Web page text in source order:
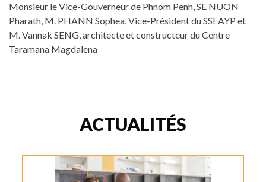
Monsieur le Vice-Gouverneur de Phnom Penh, SE NUON
Pharath, M. PHANN Sophea, Vice-Président du SSEAYP et
M. Vannak SENG, architecte et constructeur du Centre
Taramana Magdalena
ACTUALITÉS